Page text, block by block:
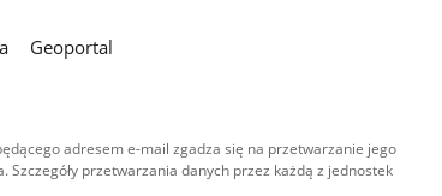
Geoportal
adresem e-mail zgadza się na przetwarzanie jego
przetwarzania danych przez każdą z jednostek